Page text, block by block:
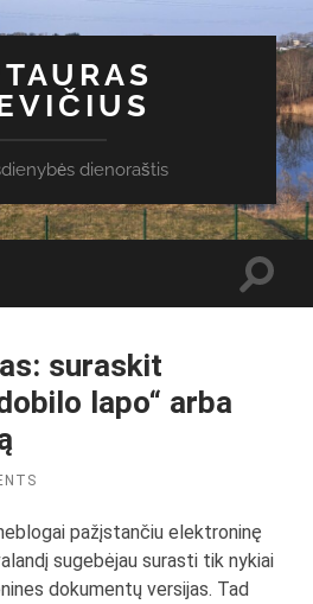
dienoraštis
suraskit
lapo“ arba
pažįstančiu elektroninę
sugebėjau surasti tik nykiai
dokumentų versijas. Tad